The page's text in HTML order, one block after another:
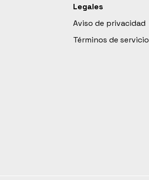
Legales
Aviso de privacidad
Términos de servicio